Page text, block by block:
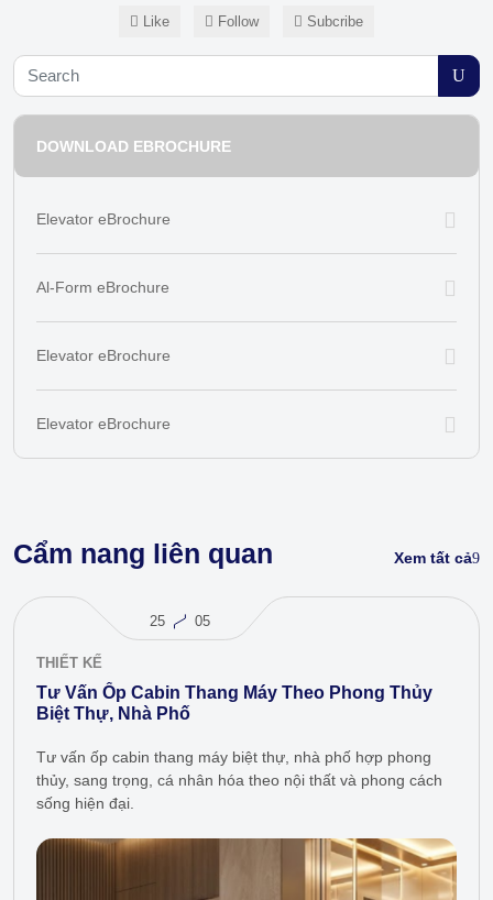
Like Follow Subcribe
DOWNLOAD EBROCHURE
Elevator eBrochure
Al-Form eBrochure
Elevator eBrochure
Elevator eBrochure
Cẩm nang liên quan Xem tất cả
25 05
THIẾT KẾ
Tư Vấn Ốp Cabin Thang Máy Theo Phong Thủy
Biệt Thự, Nhà Phố
Tư vấn ốp cabin thang máy biệt thự, nhà phố hợp phong
thủy, sang trọng, cá nhân hóa theo nội thất và phong cách
sống hiện đại.